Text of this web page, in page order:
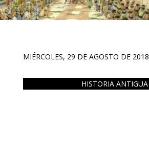
MIÉRCOLES, 29 DE AGOSTO DE 2018
HISTORIA ANTIGUA